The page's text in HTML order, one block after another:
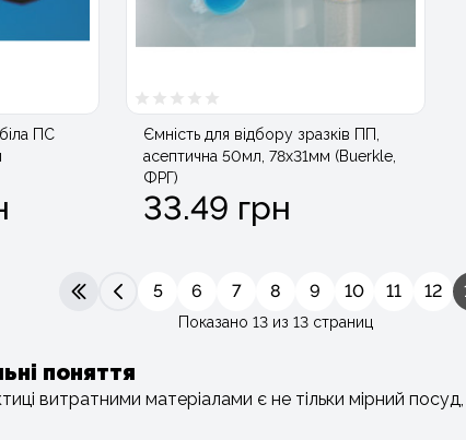
ПС
Ємність для відбору зразків ПП,
асептична 50мл, 78х31мм (Buerkle,
ФРГ)
33.49 грн
|< <
5 6 7 8 9 10 11 12
Показано 13 из 13 страниц
поняття
витратними матеріалами є не тільки мірний посуд,